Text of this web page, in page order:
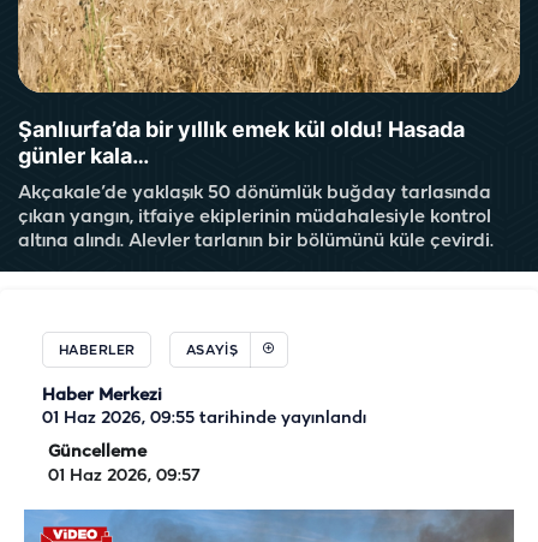
Şanlıurfa’da bir yıllık emek kül oldu! Hasada
günler kala…
Akçakale’de yaklaşık 50 dönümlük buğday tarlasında
çıkan yangın, itfaiye ekiplerinin müdahalesiyle kontrol
altına alındı. Alevler tarlanın bir bölümünü küle çevirdi.
HABERLER ASAYIŞ
Haber Merkezi
01 Haz 2026, 09:55 tarihinde yayınlandı
Güncelleme
01 Haz 2026, 09:57